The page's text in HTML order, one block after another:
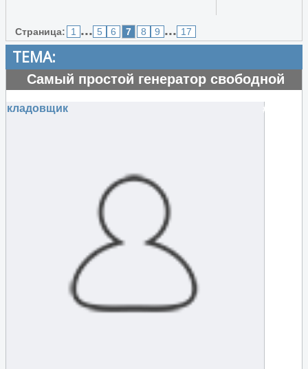
Страница: 1 ... 5 6 7 8 9 ... 17
ТЕМА:
Самый простой генератор свободной
энергии
#75511
кладовщик